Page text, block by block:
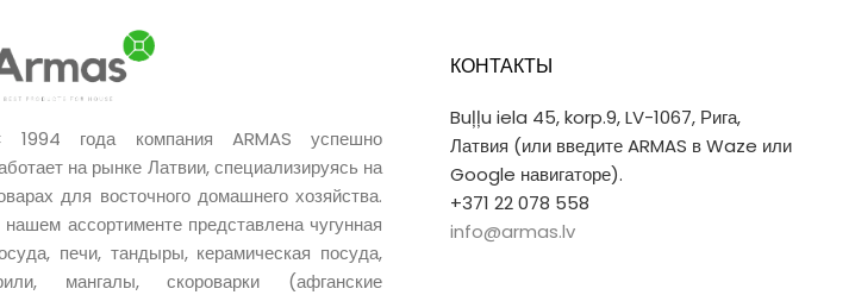
1994 года компания ARMAS успешно
на рынке Латвии, специализируясь на
для восточного домашнего хозяйства.
ассортименте представлена чугунная
печи, тандыры, керамическая посуда,
мангалы, скороварки (афганские
КОНТАКТЫ
Buļļu iela 45, korp.9, LV-1067, Рига,
Латвия (или введите ARMAS в Waze или
Google навигаторе).
+371 22 078 558
info@armas.lv